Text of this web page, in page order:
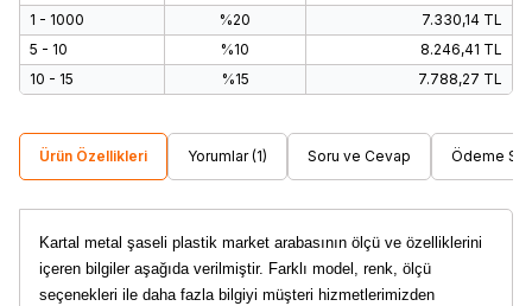
1 - 1000
%20 7.330,14 TL
5 - 10
%10 8.246,41 TL
10 - 15
%15 7.788,27 TL
Ürün Özellikleri Yorumlar (1) Soru ve Cevap Ödeme
Kartal metal şaseli plastik market arabasının ölçü ve özelliklerini
içeren bilgiler aşağıda verilmiştir. Farklı model, renk, ölçü
seçenekleri ile daha fazla bilgiyi müşteri hizmetlerimizden